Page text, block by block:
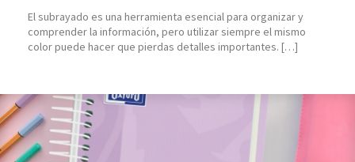
El subrayado es una herramienta esencial para organizar y
comprender la información, pero utilizar siempre el mismo
color puede hacer que pierdas detalles importantes. […]